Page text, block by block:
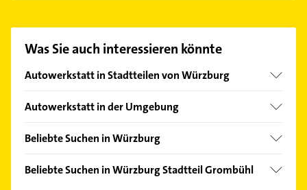
Kontaktmöglichkeiten wie Adresse oder Mail in
finden Sie alleKontaktdaten.
Was Sie auch interessieren könnte
Autowerkstatt in Stadtteilen von Würzburg
Dürrbachau
Heuchelhof
Zellerau
Autowerkstatt in der Umgebung
Höchberg
Kürnach
Beliebte Suchen in Würzburg
Klempner
Beliebte Suchen in Würzburg Stadtteil Grombühl